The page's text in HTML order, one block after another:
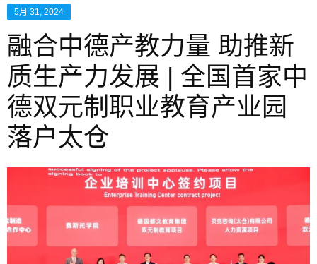
5月 31, 2024
融合中德产教力量 助推新
质生产力发展 | 全国首家中
德双元制职业教育产业园
落户太仓